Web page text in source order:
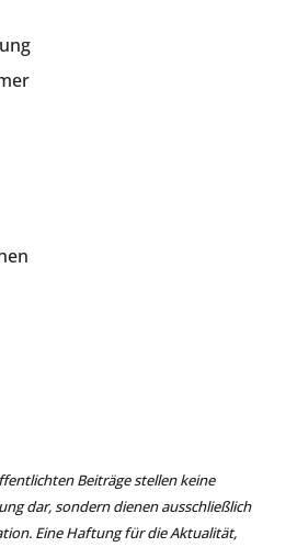
Beiträge stellen keine
dar, sondern dienen ausschließlich
Eine Haftung für die Aktualität,